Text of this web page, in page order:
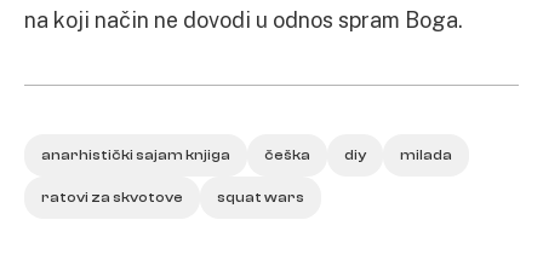
na koji način ne dovodi u odnos spram Boga.
anarhistički sajam knjiga češka diy milada
ratovi za skvotove squat wars